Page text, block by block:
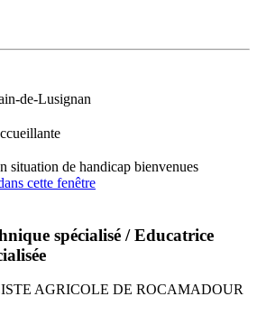
de-Lusignan
situation de handicap bienvenues
cette fenêtre
spécialisé / Educatrice
AGRICOLE DE ROCAMADOUR